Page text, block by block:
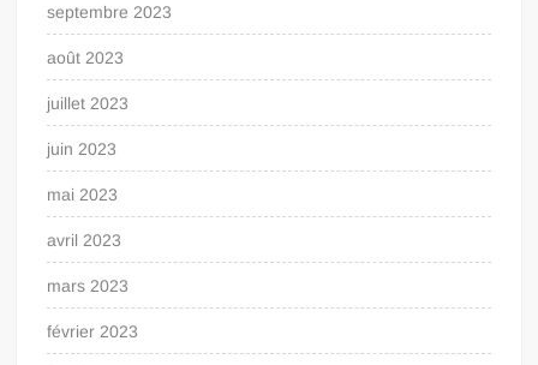
septembre 2023
août 2023
juillet 2023
juin 2023
mai 2023
avril 2023
mars 2023
février 2023